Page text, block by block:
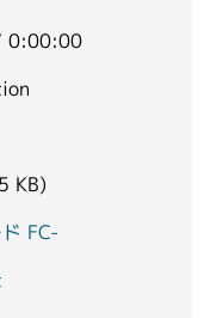
0:00:00
KB)
FC-